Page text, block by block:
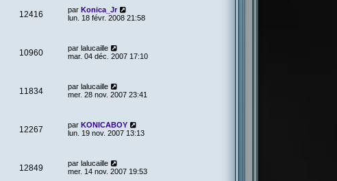
12416 par Konica_Jr
lun. 18 févr. 2008 21:58
10960 par lalucaille
mar. 04 déc. 2007 17:10
11834 par lalucaille
mer. 28 nov. 2007 23:41
12267 par KONICABOY
lun. 19 nov. 2007 13:13
12849 par lalucaille
mer. 14 nov. 2007 19:53